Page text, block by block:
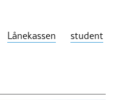
Lånekassen student